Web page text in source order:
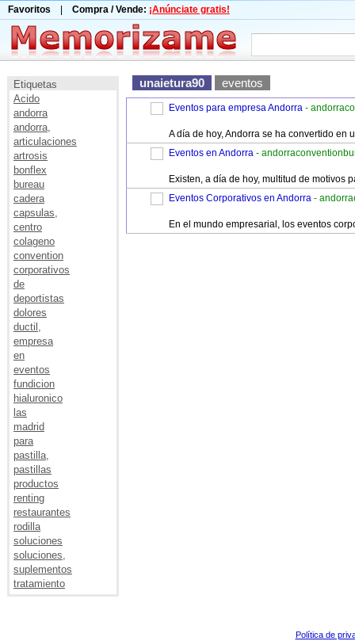
Favoritos Compra / Vende: ¡Anúnciate gratis!
Etiquetas
Acido
andorra
andorra,
articulaciones
artrosis
bonflex
bureau
cadera
capsulas,
centro
colageno
convention
corporativos
de
deportistas
dolores
ductil,
empresa
en
eventos
fundicion
hialuronico
las
madrid
para
pastilla,
pastillas
productos
renting
restaurantes
rodilla
soluciones
soluciones,
suplementos
tratamiento
unaietura90 eventos
Eventos para empresa Andorra -
A día de hoy, Andorra se ha convertido
Eventos en Andorra -
Existen, a día de hoy, multitud de
Eventos Corporativos en Andorra -
En el mundo empresarial, los eventos
Política de